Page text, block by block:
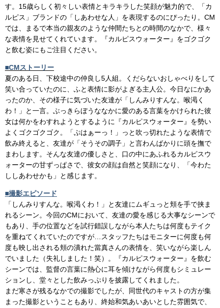
す。15歳らしく初々しい表情とキラキラした笑顔が魅力的で、「カ
ルピス」ブランドの「しあわせな人」を表現するのにぴったり。CM
では、まるで本当の親友のような仲間たちとの時間のなかで、様々
な表情を見せてくれています。『カルピスウォーター』をゴクゴク
と飲む姿にもご注目ください。
■CMストーリー
夏のある日、下校途中の仲良し5人組。くだらないおしゃべりをして
笑い合っていたのに、ふと表情に影がよぎる主人公。今日なにかあ
ったのか、その様子に気づいた友達が「しんみりすんな。喉渇く
わ！」と一言。ぶっきらぼうななかに愛のある言葉をかけられた彼
女は何かをわすれようとするように『カルピスウォーター』を勢い
よくゴクゴクゴク。「ぷはぁーっ！」っと吹っ切れたような表情で
飲み終えると、友達が「そうその調子」と言わんばかりに頭を撫で
まわします。そんな友達の優しさと、口の中にあふれるカルピスウ
ォーターの甘ずっぱさで、彼女の顔は自然と笑顔になり、「今わた
ししあわせかも」と感じます。
■撮影エピソード
「しんみりすんな。喉渇くわ！」と友達にムギュっと頬を手で挟ま
れるシーン。今回のCMにおいて、友達の愛を感じる大事なシーンで
もあり、手の位置などを試行錯誤しながら本人たちは何度もテイク
を重ねてくれていたのですが…スタッフたちはモニターに何度も何
度も映し出される頬の潰れた當真さんの表情を、笑いながら楽しん
でいました（失礼しました！笑）。『カルピスウォーター』を飲む
シーンでは、監督の言葉に熱心に耳を傾けながら何度もシミュレー
ションし、堂々とした飲みっぷりを披露してくれました。
まだ寒さが残るなかでの撮影でしたが、同世代のキャストの方が集
まった撮影ということもあり、終始和気あいあいとした雰囲気で、